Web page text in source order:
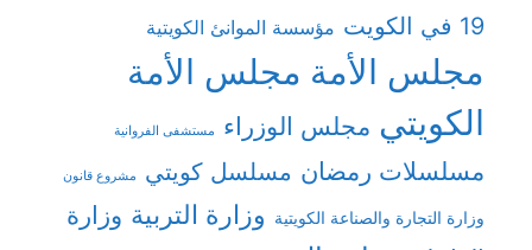
19 في الكويت
مؤسسة الموانئ الكويتية
مجلس الأمة مجلس الأمة
الكويتي مجلس الوزراء مستشفى الفروانية
مسلسلات رمضان مسلسل كويتي مشروع قانون
وزارة التجارة والصناعة الكويتية وزارة التربية وزارة